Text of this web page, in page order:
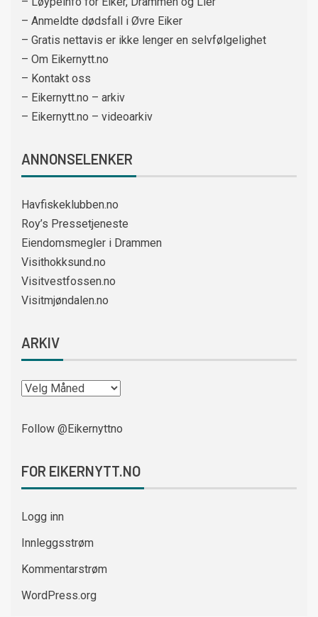
– Anmeldte dødsfall i Øvre Eiker
– Gratis nettavis er ikke lenger en selvfølgelighet
– Om Eikernytt.no
– Kontakt oss
– Eikernytt.no – arkiv
– Eikernytt.no – videoarkiv
ANNONSELENKER
Havfiskeklubben.no
Roy’s Pressetjeneste
Eiendomsmegler i Drammen
Visithokksund.no
Visitvestfossen.no
Visitmjøndalen.no
ARKIV
Follow @Eikernyttno
FOR EIKERNYTT.NO
Logg inn
Innleggsstrøm
Kommentarstrøm
WordPress.org